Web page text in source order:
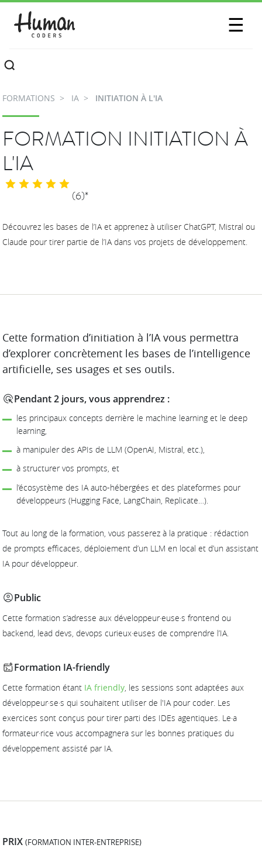
☰
CONTACTEZ-NOUS
FORMATIONS IA INITIATION À L'IA
FORMATION INITIATION À
L'IA
(6)*
Découvrez les bases de l’IA et apprenez à utiliser ChatGPT, Mistral ou
Claude pour tirer partie de l’IA dans vos projets de développement.
DESCRIPTION
Cette formation d’initiation à l’IA vous permettra
d’explorer concrètement les bases de l’intelligence
artificielle, ses usages et ses outils.
Pendant 2 jours, vous apprendrez :
les principaux concepts derrière le machine learning et le deep
learning,
à manipuler des APIs de LLM (OpenAI, Mistral, etc.),
à structurer vos prompts, et
l’écosystème des IA auto-hébergées et des plateformes pour
développeurs (Hugging Face, LangChain, Replicate…).
Tout au long de la formation, vous passerez à la pratique : rédaction
de prompts efficaces, déploiement d’un LLM en local et d’un assistant
IA pour développeur.
Public
Cette formation s’adresse aux développeur·euse·s frontend ou
backend, lead devs, devops curieux·euses de comprendre l’IA.
Formation IA-friendly
Cette formation étant IA friendly , les sessions sont adaptées aux
développeur·se·s qui souhaitent utiliser de l'IA pour coder. Les
exercices sont conçus pour tirer parti des IDEs agentiques. Le·a
formateur·rice vous accompagnera sur les bonnes pratiques du
développement assisté par IA.
PRIX(FORMATION INTER-ENTREPRISE)